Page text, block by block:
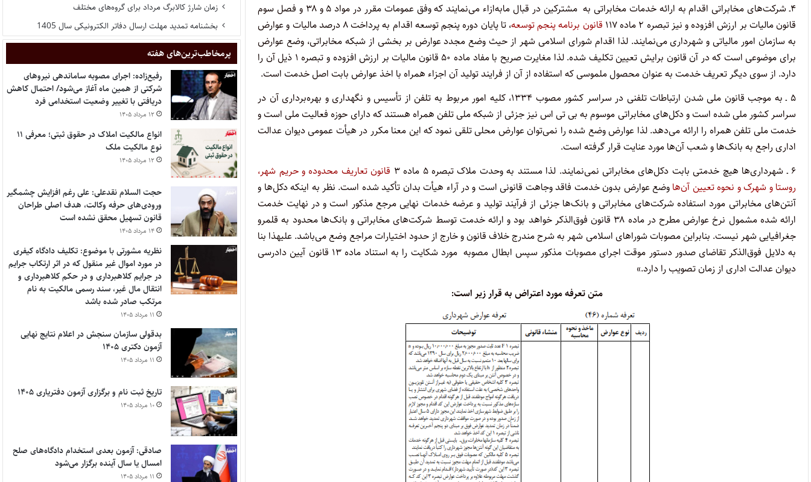
۴ـ شرکت‌های مخابراتی اقدام به ارائه خدمات مخابراتی به مشترکین در قبال مابه‌ازاء می‌نمایند که وفق عمومات مقرر در مواد ۵ و ۳۸ و فصل سوم
قانون مالیات بر ارزش افزوده و نیز تبصره ۲ ماده ۱۱۷
قانون برنامه پنجم توسعه
، تا پایان دوره پنجم توسعه اقدام به پرداخت ۸ درصد مالیات و عوارض
به سازمان امور مالیاتی و شهرداری می‌نمایند. لذا اقدام شورای اسلامی شهر از حیث وضع مجدد عوارض بر بخشی از شبکه مخابراتی، وضع عوارض
برای موضوعی است که در آن قانون برایش تعیین تکلیف شده. لذا مغایرت صریح با مفاد ماده ۵۰ قانون مالیات بر ارزش افزوده و تبصره ۱ ذیل آن را
دارد. از سوی دیگر تعریف خدمت به عنوان محصول ملموسی که استفاده از آن از فرایند تولید آن اجزاء همراه با اخذ عوارض بابت اصل خدمت است.
۵ ـ به موجب قانون ملی شدن ارتباطات تلفنی در سراسر کشور مصوب ۱۳۳۴، کلیه امور مربوط به تلفن از تأسیس و نگهداری و بهره‌برداری آن در
سراسر کشور ملی شده است و دکل‌های مخابراتی موسوم به بی تی اس نیز جزئی از شبکه ملی تلفن همراه هستند که دارای حوزه فعالیت ملی است و
خدمت ملی تلفن همراه را ارائه می‌دهد. لذا عوارض وضع شده را نمی‌توان عوارض محلی تلقی نمود که این معنا مکرر در هیأت عمومی دیوان عدالت
اداری راجع به بانک‌ها و شعب آن‌ها مورد عنایت قرار گرفته است.
۶ ـ شهرداری‌ها هیچ خدمتی بابت دکل‌های مخابراتی نمی‌نمایند. لذا مستند به وحدت ملاک تبصره ۵ ماده ۳
قانون تعاریف محدوده و حریم شهر،
روستا و شهرک و نحوه تعیین آن‌ها وضع عوارض بدون خدمت فاقد وجاهت قانونی است و در آراء هیأت بدان تأکید شده است. نظر به اینکه دکل‌ها و
آنتن‌های مخابراتی مورد استفاده شرکت‌های مخابراتی و بانک‌ها جزئی از فرآیند تولید و عرضه خدمات نهایی مرجع مذکور است و در نهایت خدمت
ارائه شده مشمول نرخ عوارض مطرح در ماده ۳۸ قانون فوق‌الذکر خواهد بود و ارائه خدمت توسط شرکت‌های مخابراتی و بانک‌ها محدود به قلمرو
جغرافیایی شهر نیست. بنابراین مصوبات شوراهای اسلامی شهر به شرح مندرج خلاف قانون و خارج از حدود اختیارات مراجع وضع می‌باشد. علیهذا بنا
به دلایل فوق‌الذکر تقاضای صدور دستور موقت اجرای مصوبات مذکور سپس ابطال مصوبه مورد شکایت را به استناد ماده ۱۳ قانون آیین دادرسی
دیوان عدالت اداری از زمان تصویب را دارد.»
متن تعرفه مورد اعتراض به قرار زیر است:
زمان شارژ کالابرگ مرداد برای گروه‌های مختلف
بخشنامه تمدید مهلت ارسال دفاتر الکترونیکی سال 1405
پر‌مخاطب‌ترین‌های هفته
رفیع‌زاده: اجرای مصوبه ساماندهی نیروهای
شرکتی از همین ماه آغاز می‌شود/ احتمال کاهش
دریافتی با تغییر وضعیت استخدامی فرد
۱۲ مرداد ۱۴۰۵
انواع مالکیت املاک در حقوق ثبتی؛ معرفی ۱۱
نوع مالکیت ملک
۱۲ مرداد ۱۴۰۵
حجت السلام نقدعلی: علی رغم افزایش چشمگیر
ورودی‌های حرفه وکالت، هدف اصلی طراحان
قانون تسهیل محقق نشده است
۱۴ مرداد ۱۴۰۵
نظریه مشورتی با موضوع: تکلیف دادگاه کیفری
در مورد اموال غیر منقول که در اثر ارتکاب جرایم
در جرایم کلاهبرداری و در حکم کلاهبرداری و
انتقال مال غیر، سند رسمی مالکیت به نام
مرتکب صادر شده باشد
۱۱ مرداد ۱۴۰۵
بدقولی سازمان سنجش در اعلام نتایج نهایی
آزمون دکتری ۱۴۰۵
۱۱ مرداد ۱۴۰۵
تاریخ ثبت نام و برگزاری آزمون دفتریاری ۱۴۰۵
۱۰ مرداد ۱۴۰۵
صادقی: آزمون بعدی استخدام دادگاه‌های صلح
امسال یا سال آینده برگزار می‌شود
۱۱ مرداد ۱۴۰۵